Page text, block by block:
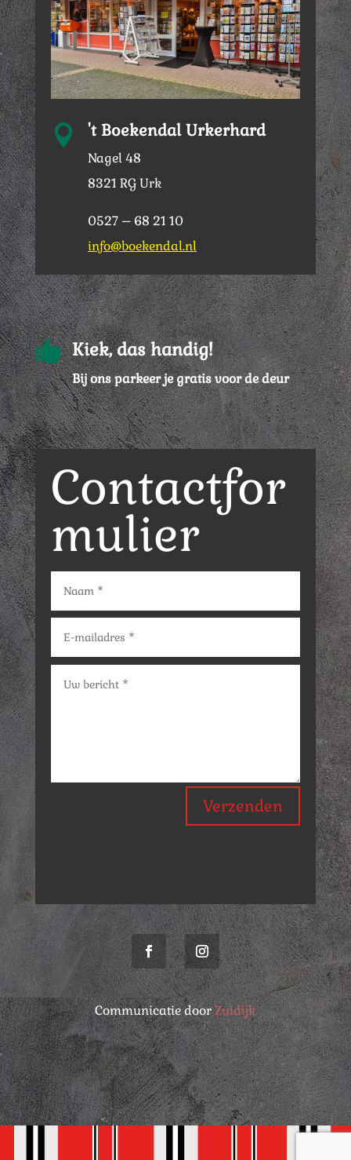
 't Boekendal Urkerhard
Nagel 48
8321 RG Urk
0527 – 68 21 10
info@boekendal.nl
 Kiek, das handig!
Bij ons parkeer je gratis voor de deur
Contactfor
mulier
Verzenden
Communicatie doorZuidijk